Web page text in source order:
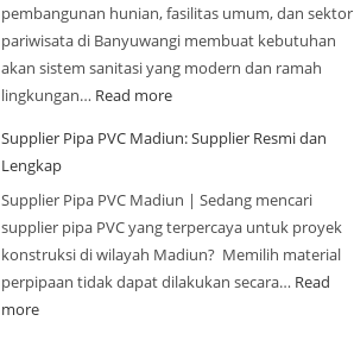
pembangunan hunian, fasilitas umum, dan sektor
pariwisata di Banyuwangi membuat kebutuhan
akan sistem sanitasi yang modern dan ramah
lingkungan… Read more
Supplier Pipa PVC Madiun: Supplier Resmi dan
Lengkap
Supplier Pipa PVC Madiun | Sedang mencari
supplier pipa PVC yang terpercaya untuk proyek
konstruksi di wilayah Madiun? Memilih material
perpipaan tidak dapat dilakukan secara… Read
more